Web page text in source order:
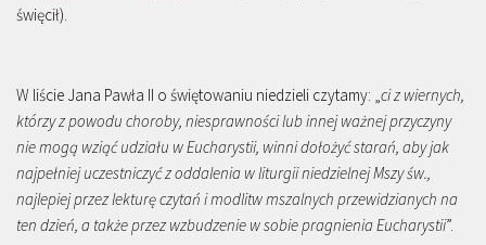
święcił).
W liście Jana Pawła II o świętowaniu niedzieli czytamy: „ ci z wiernych,
którzy z powodu choroby, niesprawności lub innej ważnej przyczyny
nie mogą wziąć udziału w Eucharystii, winni dołożyć starań, aby jak
najpełniej uczestniczyć z oddalenia w liturgii niedzielnej Mszy św.,
najlepiej przez lekturę czytań i modlitw mszalnych przewidzianych na
ten dzień, a także przez wzbudzenie w sobie pragnienia Eucharystii”.